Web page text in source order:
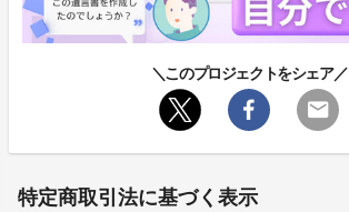
＼このプロジェクトをシェア／
特定商取引法に基づく表示